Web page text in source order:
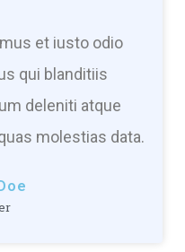
et iusto odio
qui blanditiis
deleniti atque
molestias data.